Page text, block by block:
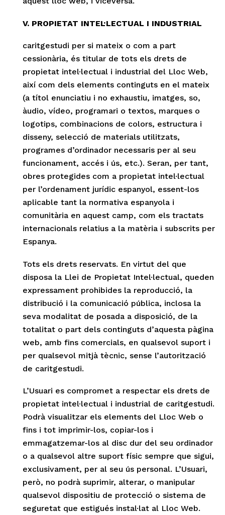
V. PROPIETAT INTEL·LECTUAL I INDUSTRIAL
caritgestudi per si mateix o com a part
cessionària, és titular de tots els drets de
propietat intel·lectual i industrial del Lloc Web,
així com dels elements continguts en el mateix
(a títol enunciatiu i no exhaustiu, imatges, so,
àudio, vídeo, programari o textos, marques o
logotips, combinacions de colors, estructura i
disseny, selecció de materials utilitzats,
programes d’ordinador necessaris per al seu
funcionament, accés i ús, etc.). Seran, per tant,
obres protegides com a propietat intel·lectual
per l’ordenament jurídic espanyol, essent-los
aplicable tant la normativa espanyola i
comunitària en aquest camp, com els tractats
internacionals relatius a la matèria i subscrits per
Espanya.
Tots els drets reservats. En virtut del que
disposa la Llei de Propietat Intel·lectual, queden
expressament prohibides la reproducció, la
distribució i la comunicació pública, inclosa la
seva modalitat de posada a disposició, de la
totalitat o part dels continguts d’aquesta pàgina
web, amb fins comercials, en qualsevol suport i
per qualsevol mitjà tècnic, sense l’autorització
de caritgestudi.
L’Usuari es compromet a respectar els drets de
propietat intel·lectual i industrial de caritgestudi.
Podrà visualitzar els elements del Lloc Web o
fins i tot imprimir-los, copiar-los i
emmagatzemar-los al disc dur del seu ordinador
o a qualsevol altre suport físic sempre que sigui,
exclusivament, per al seu ús personal. L’Usuari,
però, no podrà suprimir, alterar, o manipular
qualsevol dispositiu de protecció o sistema de
seguretat que estigués instal·lat al Lloc Web.